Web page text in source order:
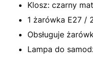
Klosz: czarny
1 żarówka E27 /
Obsługuje
Lampa do